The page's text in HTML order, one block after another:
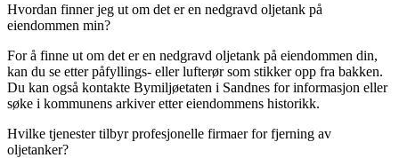
Hvordan finner jeg ut om det er en nedgravd oljetank på
eiendommen min?
For å finne ut om det er en nedgravd oljetank på eiendommen din,
kan du se etter påfyllings- eller lufterør som stikker opp fra bakken.
Du kan også kontakte Bymiljøetaten i Sandnes for informasjon eller
søke i kommunens arkiver etter eiendommens historikk.
Hvilke tjenester tilbyr profesjonelle firmaer for fjerning av
oljetanker?